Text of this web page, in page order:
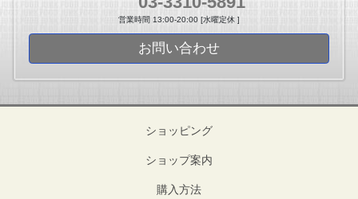
営業時間 13:00-20:00 [水曜定休 ]
お問い合わせ
ショッピング
ショップ案内
購入方法